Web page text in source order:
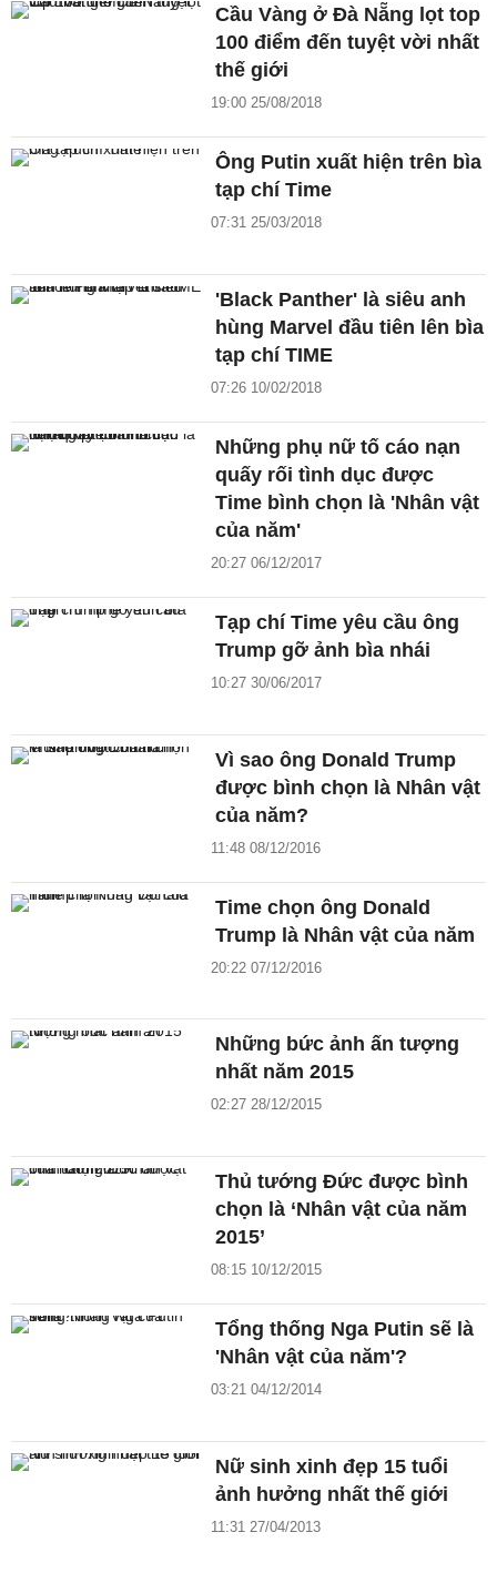
Cầu Vàng ở Đà Nẵng lọt top
100 điểm đến tuyệt vời nhất
thế giới
19:00 25/08/2018
Ông Putin xuất hiện trên bìa
tạp chí Time
07:31 25/03/2018
'Black Panther' là siêu anh
hùng Marvel đầu tiên lên bìa
tạp chí TIME
07:26 10/02/2018
Những phụ nữ tố cáo nạn
quấy rối tình dục được
Time bình chọn là 'Nhân vật
của năm'
20:27 06/12/2017
Tạp chí Time yêu cầu ông
Trump gỡ ảnh bìa nhái
10:27 30/06/2017
Vì sao ông Donald Trump
được bình chọn là Nhân vật
của năm?
11:48 08/12/2016
Time chọn ông Donald
Trump là Nhân vật của năm
20:22 07/12/2016
Những bức ảnh ấn tượng
nhất năm 2015
02:27 28/12/2015
Thủ tướng Đức được bình
chọn là ‘Nhân vật của năm
2015’
08:15 10/12/2015
Tổng thống Nga Putin sẽ là
'Nhân vật của năm'?
03:21 04/12/2014
Nữ sinh xinh đẹp 15 tuổi
ảnh hưởng nhất thế giới
11:31 27/04/2013